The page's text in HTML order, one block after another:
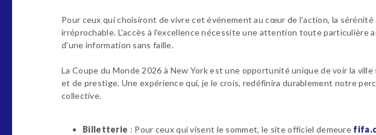
Pour ceux qui choisiront de vivre cet événement au cœur de l'action, la
irréprochable. L'accès à l'excellence nécessite une attention toute particulière
d'une information sans faille.
La Coupe du Monde 2026 à New York est une opportunité unique de voir la
et de prestige. Une expérience qui, je le crois, redéfinira durablement notre
collective.
Billetterie : Pour ceux qui visent le sommet, le site officiel demeure